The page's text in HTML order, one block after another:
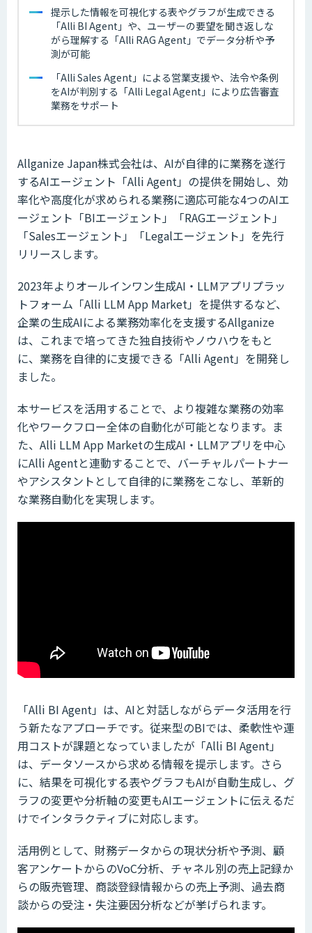
提示した情報を可視化する表やグラフが生成できる
「Alli BI Agent」や、ユーザーの要望を聞き返しな
がら理解する「Alli RAG Agent」でデータ分析や予
測が可能
「Alli Sales Agent」による営業支援や、法令や条例
をAIが判別する「Alli Legal Agent」により広告審査
業務をサポート
Allganize Japan株式会社は、AIが自律的に業務を遂行
するAIエージェント「Alli Agent」の提供を開始し、効
率化や高度化が求められる業務に適応可能な4つのAIエ
ージェント「BIエージェント」「RAGエージェント」
「Salesエージェント」「Legalエージェント」を先行
リリースします。
2023年よりオールインワン生成AI・LLMアプリプラッ
トフォーム「Alli LLM App Market」を提供するなど、
企業の生成AIによる業務効率化を支援するAllganize
は、これまで培ってきた独自技術やノウハウをもと
に、業務を自律的に支援できる「Alli Agent」を開発し
ました。
本サービスを活用することで、より複雑な業務の効率
化やワークフロー全体の自動化が可能となります。ま
た、Alli LLM App Marketの生成AI・LLMアプリを中心
にAlli Agentと連動することで、バーチャルパートナー
やアシスタントとして自律的に業務をこなし、革新的
な業務自動化を実現します。
「Alli BI Agent」は、AIと対話しながらデータ活用を行
う新たなアプローチです。従来型のBIでは、柔軟性や運
用コストが課題となっていましたが「Alli BI Agent」
は、データソースから求める情報を提示します。さら
に、結果を可視化する表やグラフもAIが自動生成し、グ
ラフの変更や分析軸の変更もAIエージェントに伝えるだ
けでインタラクティブに対応します。
活用例として、財務データからの現状分析や予測、顧
客アンケートからのVoC分析、チャネル別の売上記録か
らの販売管理、商談登録情報からの売上予測、過去商
談からの受注・失注要因分析などが挙げられます。